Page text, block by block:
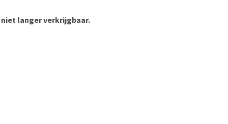
langer verkrijgbaar.